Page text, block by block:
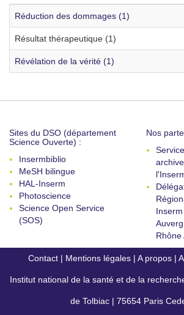
Réduction des dommages (1)
Résultat thérapeutique (1)
Révélation de la vérité (1)
Sites du DSO (département
Science Ouverte) :
Insermbiblio
MeSH bilingue
HAL-Inserm
Photoscience
Science Open Service
(SOS)
Nos
Inserm
Rhône
Contact | Mentions légales | A propos |
conforme)
Institut national de la santé et de la
de Tolbiac | 75654 Paris